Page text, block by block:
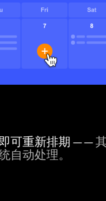
可重新排期 ——
自动处理。